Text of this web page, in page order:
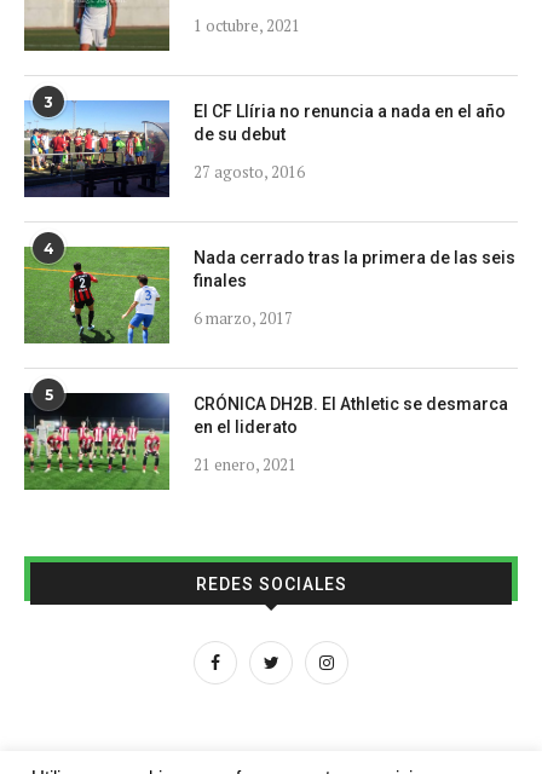
1 octubre, 2021
3
El CF Llíria no renuncia a nada en el año
de su debut
27 agosto, 2016
4
Nada cerrado tras la primera de las seis
finales
6 marzo, 2017
5
CRÓNICA DH2B. El Athletic se desmarca
en el liderato
21 enero, 2021
REDES SOCIALES